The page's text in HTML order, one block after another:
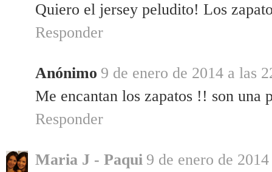
Quiero el jersey peludito! Los
Responder
Anónimo 9 de enero de 2014 a las
Me encantan los zapatos !! son una
Responder
Maria J - Paqui 9 de enero de